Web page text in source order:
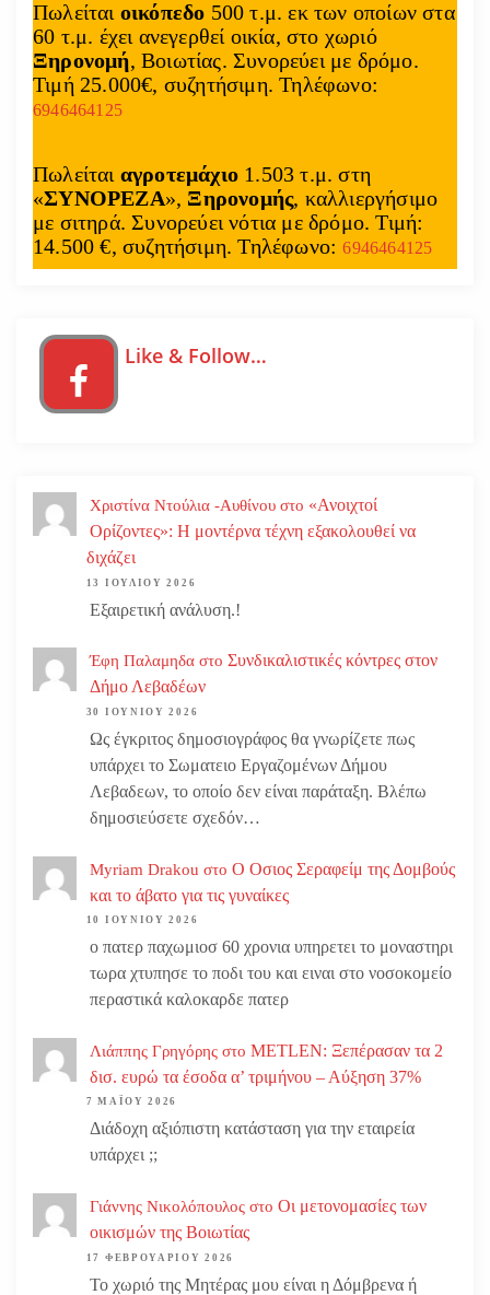
Πωλείται οικόπεδο 500 τ.μ. εκ των οποίων στα
60 τ.μ. έχει ανεγερθεί οικία, στο χωριό
Ξηρονομή, Βοιωτίας. Συνορεύει με δρόμο.
Τιμή 25.000€, συζητήσιμη. Τηλέφωνο:
6946464125
Πωλείται αγροτεμάχιο 1.503 τ.μ. στη
«ΣΥΝΟΡΕΖΑ», Ξηρονομής, καλλιεργήσιμο
με σιτηρά. Συνορεύει νότια με δρόμο. Τιμή:
14.500 €, συζητήσιμη. Τηλέφωνο:6946464125
Like & Follow…
Χριστίνα Ντούλια -Αυθίνου στο «Ανοιχτοί
Ορίζοντες»: Η μοντέρνα τέχνη εξακολουθεί να
διχάζει
13 ΙΟΥΛΊΟΥ 2026
Εξαιρετική ανάλυση.!
Έφη Παλαμηδα στο Συνδικαλιστικές κόντρες στον
Δήμο Λεβαδέων
30 ΙΟΥΝΊΟΥ 2026
Ως έγκριτος δημοσιογράφος θα γνωρίζετε πως
υπάρχει το Σωματειο Εργαζομένων Δήμου
Λεβαδεων, το οποίο δεν είναι παράταξη. Βλέπω
δημοσιεύσετε σχεδόν…
Myriam Drakou στο Ο Οσιος Σεραφείμ της Δομβούς
και το άβατο για τις γυναίκες
10 ΙΟΥΝΊΟΥ 2026
ο πατερ παχωμιοσ 60 χρονια υπηρετει το μοναστηρι
τωρα χτυπησε το ποδι του και ειναι στο νοσοκομείο
περαστικά καλοκαρδε πατερ
Λιάππης Γρηγόρης στο METLEN: Ξεπέρασαν τα 2
δισ. ευρώ τα έσοδα α’ τριμήνου – Αύξηση 37%
7 ΜΑΪ́ΟΥ 2026
Διάδοχη αξιόπιστη κατάσταση για την εταιρεία
υπάρχει ;;
Γιάννης Νικολόπουλος στο Οι μετονομασίες των
οικισμών της Βοιωτίας
17 ΦΕΒΡΟΥΑΡΊΟΥ 2026
Το χωριό της Μητέρας μου είναι η Δόμβρενα ή